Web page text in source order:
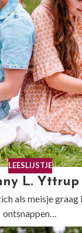
LEESLIJSTJE
L. Yttrup
als meisje graag
ontsnappen…